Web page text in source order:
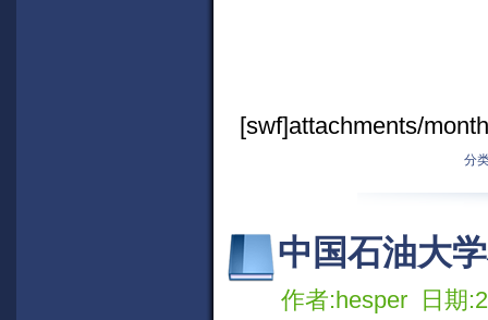
[swf]attachments/
分
中国石油大
作者:hesper 日期